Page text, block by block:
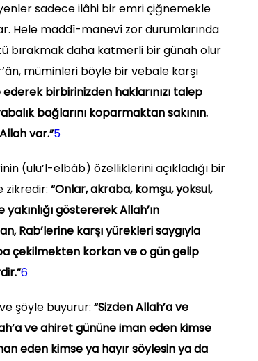
sadece ilâhi bir emri çiğnemekle
Hele maddî-manevî zor durumlarında
bırakmak daha katmerli bir günah olur
müminleri böyle bir vebale karşı
ederek birbirinizden haklarınızı talep
bağlarını koparmaktan sakının.
var.”5
(ulu’l-elbâb) özelliklerini açıkladığı bir
zikredir: “Onlar, akraba, komşu, yoksul,
göstererek Allah’ın
Rab’lerine karşı yürekleri saygıyla
çekilmekten korkan ve o gün gelip
6
şöyle buyurur: “Sizden Allah’a ve
ve ahiret gününe iman eden kimse
eden kimse ya hayır söylesin ya da